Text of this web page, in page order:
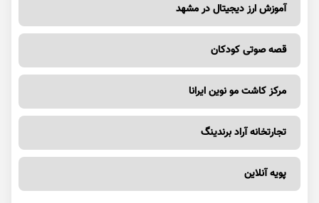
آموزش ارز دیجیتال در مشهد
قصه صوتی کودکان
مرکز کاشت مو نوین ایرانا
تجارتخانه آراد برندینگ
پویه آنلاین